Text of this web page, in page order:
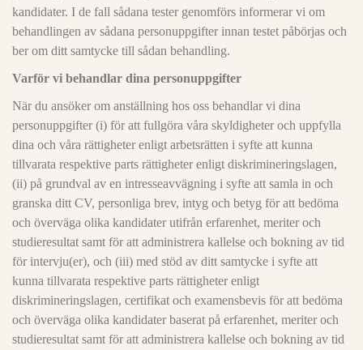
kandidater. I de fall sådana tester genomförs informerar vi om
behandlingen av sådana personuppgifter innan testet påbörjas och
ber om ditt samtycke till sådan behandling.
Varför vi behandlar dina personuppgifter
När du ansöker om anställning hos oss behandlar vi dina
personuppgifter (i) för att fullgöra våra skyldigheter och uppfylla
dina och våra rättigheter enligt arbetsrätten i syfte att kunna
tillvarata respektive parts rättigheter enligt diskrimineringslagen,
(ii) på grundval av en intresseavvägning i syfte att samla in och
granska ditt CV, personliga brev, intyg och betyg för att bedöma
och överväga olika kandidater utifrån erfarenhet, meriter och
studieresultat samt för att administrera kallelse och bokning av tid
för intervju(er), och (iii) med stöd av ditt samtycke i syfte att
kunna tillvarata respektive parts rättigheter enligt
diskrimineringslagen, certifikat och examensbevis för att bedöma
och överväga olika kandidater baserat på erfarenhet, meriter och
studieresultat samt för att administrera kallelse och bokning av tid